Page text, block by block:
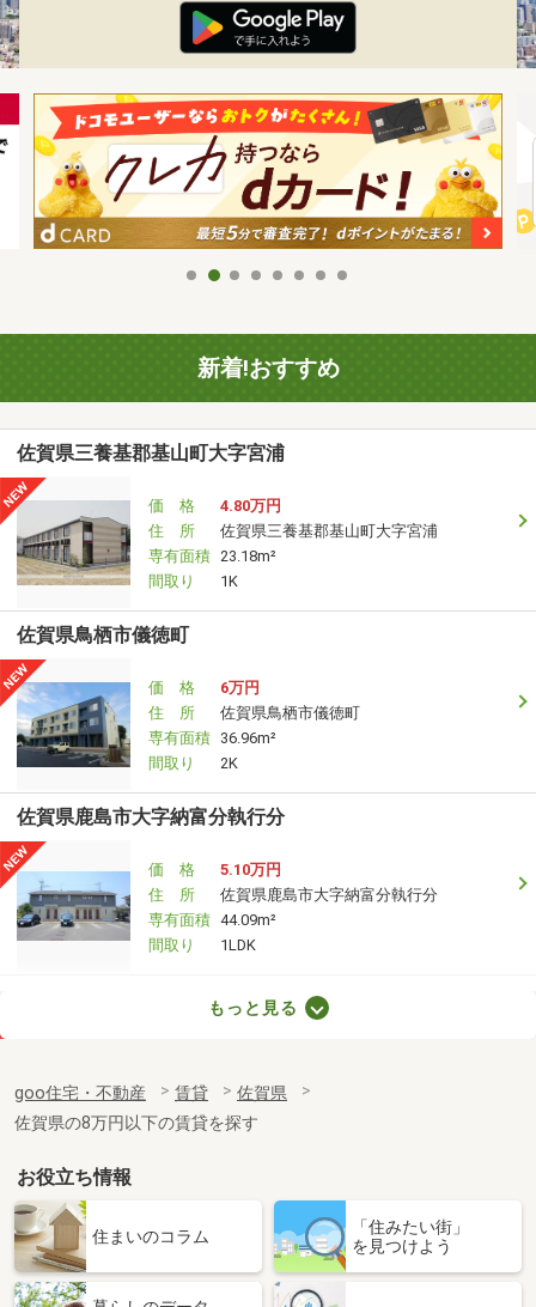
新着!おすすめ
佐賀県三養基郡基山町大字宮浦
価 格
4.80万円
住 所
佐賀県三養基郡基山町大字宮浦
専有面積 23.18m²
間取り
1K
佐賀県鳥栖市儀徳町
価 格
6万円
住 所
佐賀県鳥栖市儀徳町
専有面積 36.96m²
間取り
2K
佐賀県鹿島市大字納富分執行分
価 格
5.10万円
住 所
佐賀県鹿島市大字納富分執行分
専有面積 44.09m²
間取り
1LDK
佐賀県鳥栖市本町２丁目
専有面積
50.78m²
間取り
1LDK
佐賀県佐賀市大和町大字久池井
価 格
4.70万円
佐賀県佐賀市大和町大字久池井
専有面積 22.35m²
もっと見る
goo住宅・不動産 賃貸
佐賀県
佐賀県の8万円以下の賃貸を探す
お役立ち情報
住まいのコラム
「住みたい街」
を見つけよう